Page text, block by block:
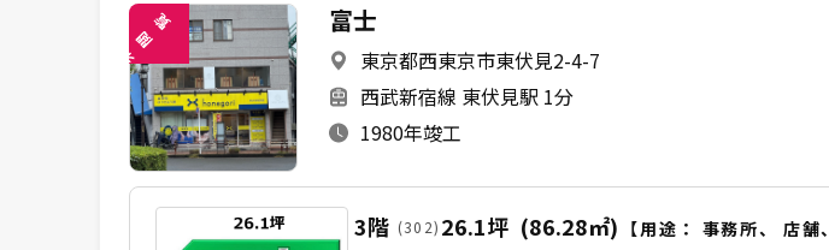
未
閲
覧 富士
東京都西東京市東伏見2-4-7
西武新宿線 東伏見駅 1分
1980年竣工
3階 (302) 26.1坪 (86.28㎡) 【用途： 事務所、 店舗、